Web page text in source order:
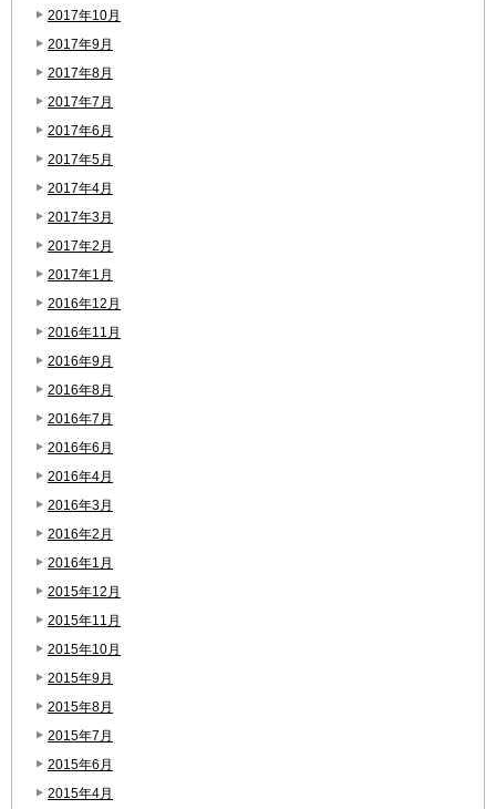
2017年10月
2017年9月
2017年8月
2017年7月
2017年6月
2017年5月
2017年4月
2017年3月
2017年2月
2017年1月
2016年12月
2016年11月
2016年9月
2016年8月
2016年7月
2016年6月
2016年4月
2016年3月
2016年2月
2016年1月
2015年12月
2015年11月
2015年10月
2015年9月
2015年8月
2015年7月
2015年6月
2015年4月